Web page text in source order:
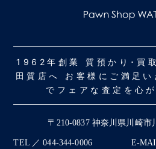
1962年創業 質預かり･買
田質店へ お客様にご満足
でフェアな査定を心
〒210-0837 神奈川県川崎市
TEL ／ 044-344-0006 E-